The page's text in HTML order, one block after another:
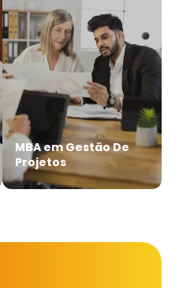
MBA em Gestão De
Projetos